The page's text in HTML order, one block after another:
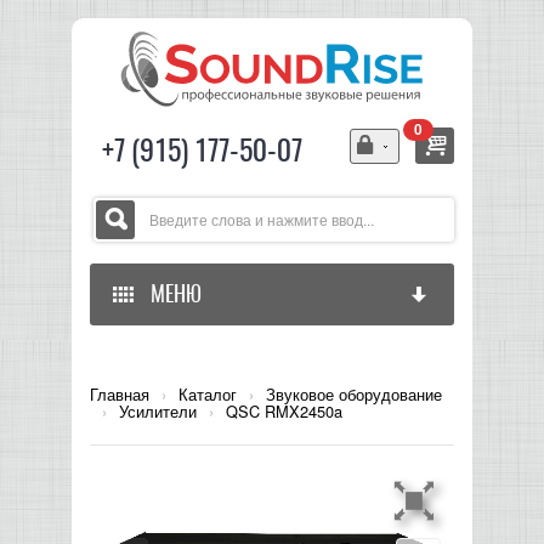
+7 (915) 177-50-07
0
МЕНЮ
ЗВУКОВОЕ ОБОРУДОВАНИЕ
Главная › Каталог › Звуковое оборудование
› Усилители › QSC RMX2450a